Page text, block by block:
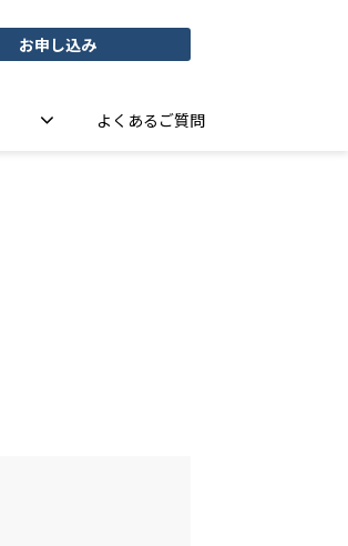
お申し込み
よくあるご質問